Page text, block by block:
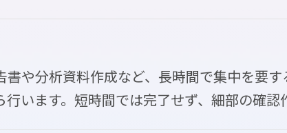
書や分析資料作成など、長時間で集中を要
います。短時間では完了せず、細部の確認